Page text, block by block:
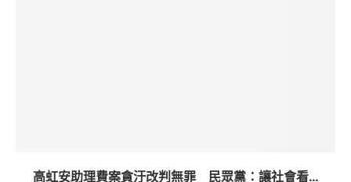
高虹安助理費案貪汙改判無罪 民眾黨：讓社會看...